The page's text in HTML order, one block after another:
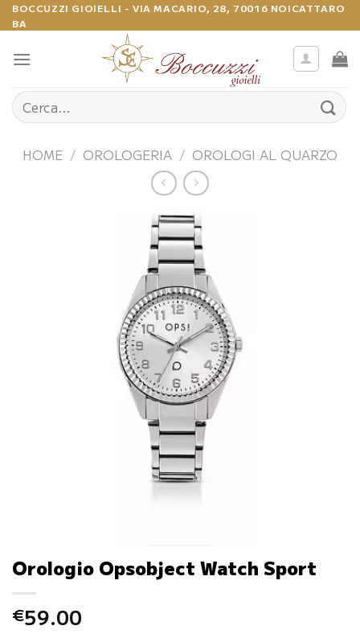
Salta
ai
contenuti
BOCCUZZI GIOIELLI - VIA MACARIO, 28, 70016 NOICATTARO
BA
Cerca:
HOME / OROLOGERIA / OROLOGI AL QUARZO
Orologio Opsobject Watch Sport
€59.00